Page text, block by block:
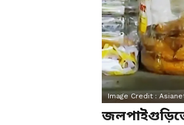
Image Credit :